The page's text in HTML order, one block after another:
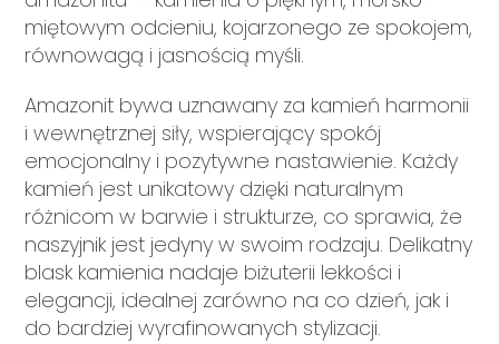
miętowym odcieniu, kojarzonego ze spokojem,
równowagą i jasnością myśli.
Amazonit bywa uznawany za kamień harmonii
i wewnętrznej siły, wspierający spokój
emocjonalny i pozytywne nastawienie. Każdy
kamień jest unikatowy dzięki naturalnym
różnicom w barwie i strukturze, co sprawia, że
naszyjnik jest jedyny w swoim rodzaju. Delikatny
blask kamienia nadaje biżuterii lekkości i
elegancji, idealnej zarówno na co dzień, jak i
do bardziej wyrafinowanych stylizacji.